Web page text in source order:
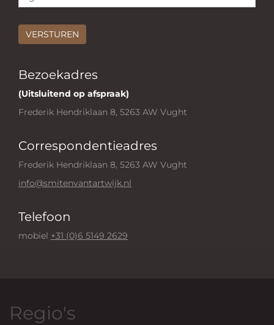
Bezoekadres
(Uitsluitend op afspraak)
Frederik Hendriklaan 8, 5263 AW Vught
Correspondentieadres
Frederik Hendriklaan 8, 5263 AW Vught
info@smitenvantartwijk.nl
Telefoon
mobiel +31 (0)6 5149 2629
Regio's